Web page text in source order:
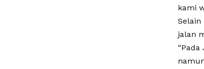
kami
Selain
jalan